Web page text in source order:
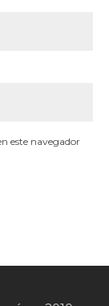
este navegador